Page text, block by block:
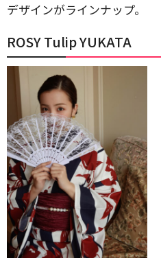
デザインがラインナップ。
ROSY Tulip YUKATA